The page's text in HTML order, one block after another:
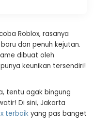
Roblox, rasanya
dan penuh kejutan.
dibuat oleh
keunikan tersendiri!
tentu agak bingung
Di sini, Jakarta
terbaik yang pas banget